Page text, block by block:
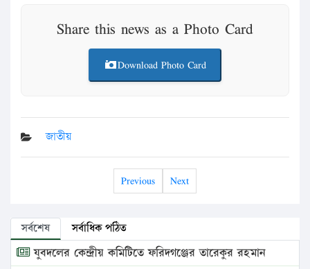
Share this news as a Photo Card
Download Photo Card
জাতীয়
Previous Next
সর্বশেষ সর্বাধিক পঠিত
যুবদলের কেন্দ্রীয় কমিটিতে ফরিদগঞ্জের তারেকুর রহমান